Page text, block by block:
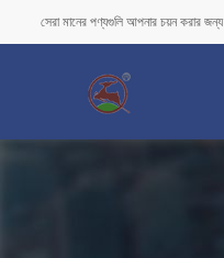
সেরা মানের পণ্যগুলি আপনার চয়ন করার জন্য